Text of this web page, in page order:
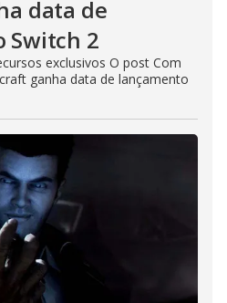
data de
Switch 2
exclusivos O post Com
ganha data de lançamento